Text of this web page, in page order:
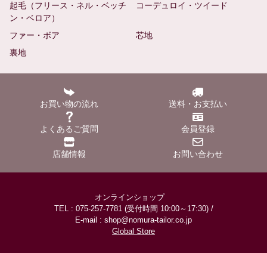
起毛（フリース・ネル・ベッチ
ン・ベロア）
コーデュロイ・ツイード
ファー・ボア
芯地
裏地
お買い物の流れ 送料・お支払い
よくあるご質問 会員登録
店舗情報 お問い合わせ
オンラインショップ
TEL : 075-257-7781 (受付時間 10:00～17:30) /
E-mail : shop@nomura-tailor.co.jp
Global Store